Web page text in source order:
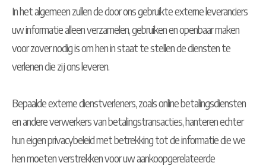
In het algemeen zullen de door ons gebruikte externe leveranciers
uw informatie alleen verzamelen, gebruiken en openbaar maken
voor zover nodig is om hen in staat te stellen de diensten te
verlenen die zij ons leveren.
Bepaalde externe dienstverleners, zoals online betalingsdiensten
en andere verwerkers van betalingstransacties, hanteren echter
hun eigen privacybeleid met betrekking tot de informatie die we
hen moeten verstrekken voor uw aankoopgerelateerde